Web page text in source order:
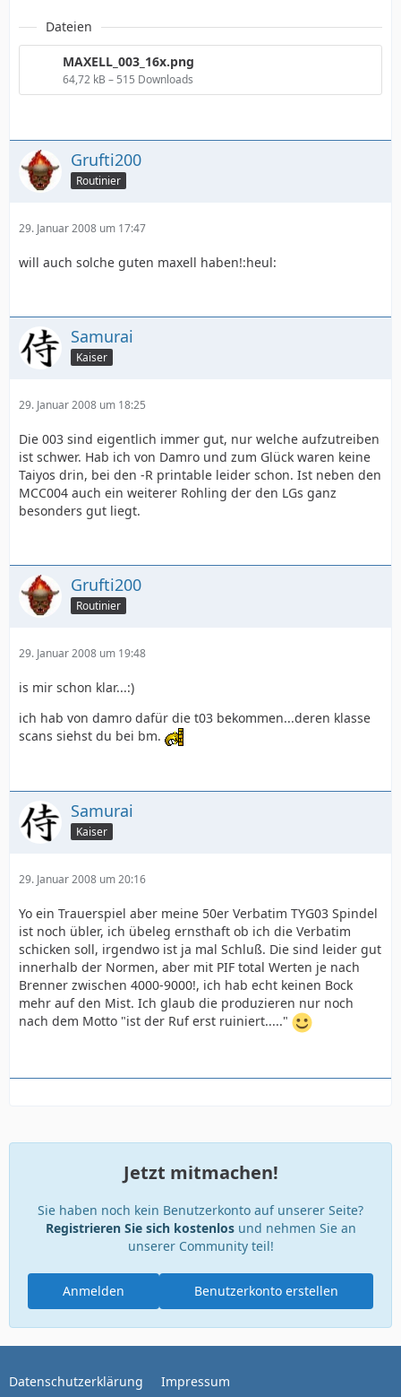
Dateien
MAXELL_003_16x.png
64,72 kB – 515 Downloads
Grufti200
Routinier
29. Januar 2008 um 17:47
will auch solche guten maxell haben!:heul:
Samurai
Kaiser
29. Januar 2008 um 18:25
Die 003 sind eigentlich immer gut, nur welche aufzutreiben
ist schwer. Hab ich von Damro und zum Glück waren keine
Taiyos drin, bei den -R printable leider schon. Ist neben den
MCC004 auch ein weiterer Rohling der den LGs ganz
besonders gut liegt.
Grufti200
Routinier
29. Januar 2008 um 19:48
is mir schon klar...:)
ich hab von damro dafür die t03 bekommen...deren klasse
scans siehst du bei bm.
Samurai
Kaiser
29. Januar 2008 um 20:16
Yo ein Trauerspiel aber meine 50er Verbatim TYG03 Spindel
ist noch übler, ich übeleg ernsthaft ob ich die Verbatim
schicken soll, irgendwo ist ja mal Schluß. Die sind leider gut
innerhalb der Normen, aber mit PIF total Werten je nach
Brenner zwischen 4000-9000!, ich hab echt keinen Bock
mehr auf den Mist. Ich glaub die produzieren nur noch
nach dem Motto "ist der Ruf erst ruiniert....."
Jetzt mitmachen!
Sie haben noch kein Benutzerkonto auf unserer Seite?
Registrieren Sie sich kostenlosund nehmen Sie an
unserer Community teil!
Benutzerkonto erstellen
Anmelden
Datenschutzerklärung Impressum